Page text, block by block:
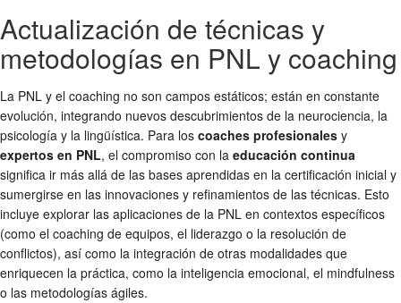
Actualización de técnicas y
metodologías en PNL y coaching
La PNL y el coaching no son campos estáticos; están en constante
evolución, integrando nuevos descubrimientos de la neurociencia, la
psicología y la lingüística. Para los coaches profesionales y
expertos en PNL, el compromiso con la educación continua
significa ir más allá de las bases aprendidas en la certificación inicial y
sumergirse en las innovaciones y refinamientos de las técnicas. Esto
incluye explorar las aplicaciones de la PNL en contextos específicos
(como el coaching de equipos, el liderazgo o la resolución de
conflictos), así como la integración de otras modalidades que
enriquecen la práctica, como la inteligencia emocional, el mindfulness
o las metodologías ágiles.